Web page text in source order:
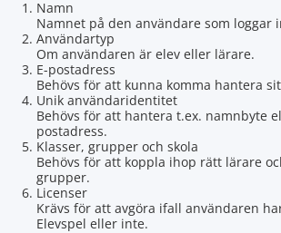
Namn
Namnet på den användare som loggar
Användartyp
Om användaren är elev eller lärare.
E-postadress
Behövs för att kunna komma hantera
Unik användaridentitet
Behövs för att hantera t.ex. namnbyte
postadress.
Klasser, grupper och skola
Behövs för att koppla ihop rätt lärare
grupper.
Licenser
Krävs för att avgöra ifall användaren
Elevspel eller inte.